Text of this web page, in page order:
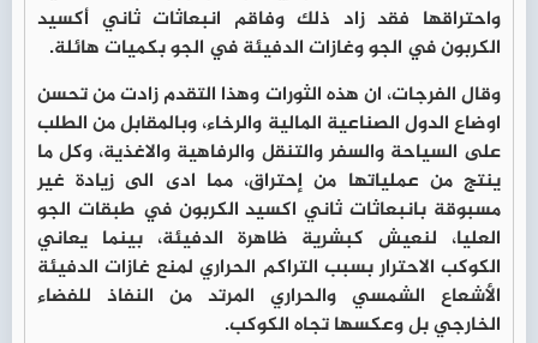
واحتراقها فقد زاد ذلك وفاقم انبعاثات ثاني أكسيد
الكربون في الجو وغازات الدفيئة في الجو بكميات هائلة.
وقال الفرجات، ان هذه الثورات وهذا التقدم زادت من تحسن
اوضاع الدول الصناعية المالية والرخاء، وبالمقابل من الطلب
على السياحة والسفر والتنقل والرفاهية والاغذية، وكل ما
ينتج من عملياتها من إحتراق، مما ادى الى زيادة غير
مسبوقة بانبعاثات ثاني اكسيد الكربون في طبقات الجو
العليا، لنعيش كبشرية ظاهرة الدفيئة، بينما يعاني
الكوكب الاحترار بسبب التراكم الحراري لمنع غازات الدفيئة
الأشعاع الشمسي والحراري المرتد من النفاذ للفضاء
الخارجي بل وعكسها تجاه الكوكب.